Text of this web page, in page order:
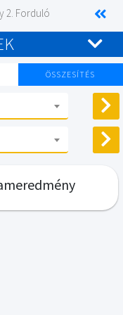
2. Forduló
ÖSSZESÍTÉS